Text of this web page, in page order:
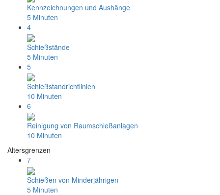
Kennzeichnungen und Aushänge
5 Minuten
4
Schießstände
5 Minuten
5
Schießstandrichtlinien
10 Minuten
6
Reinigung von Raumschießanlagen
10 Minuten
Altersgrenzen
7
Schießen von Minderjährigen
5 Minuten